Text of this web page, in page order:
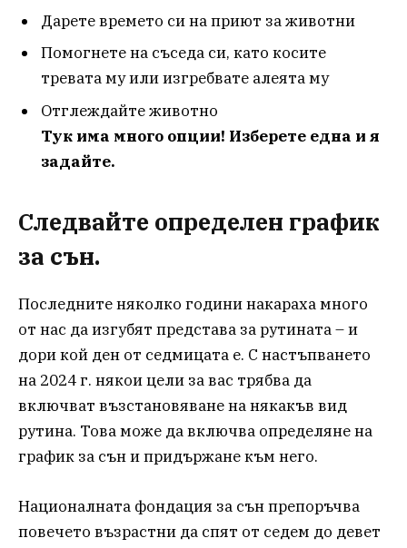
Дарете времето си на приют за животни
Помогнете на съседа си, като косите
тревата му или изгребвате алеята му
Отглеждайте животно
Тук има много опции! Изберете една и я
задайте.
Следвайте определен график
за сън.
Последните няколко години накараха много
от нас да изгубят представа за рутината – и
дори кой ден от седмицата е. С настъпването
на 2024 г. някои цели за вас трябва да
включват възстановяване на някакъв вид
рутина. Това може да включва определяне на
график за сън и придържане към него.
Националната фондация за сън препоръчва
повечето възрастни да спят от седем до девет